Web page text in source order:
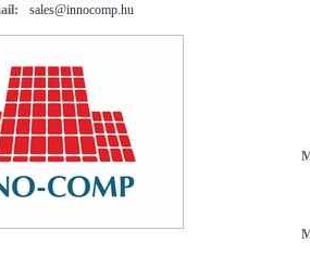
sales@innocomp.hu